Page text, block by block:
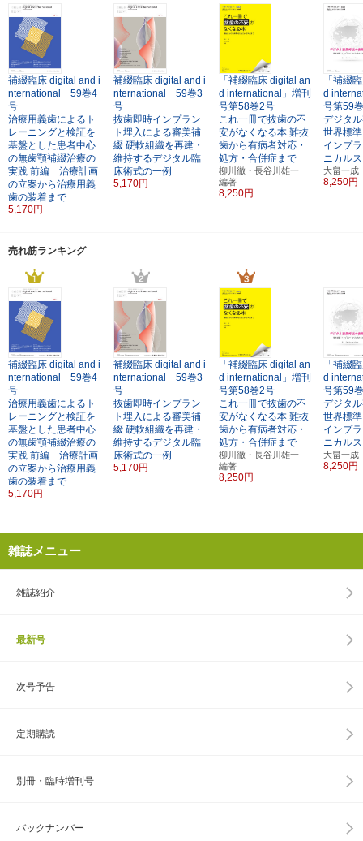
補綴臨床 digital and i
nternational 59巻4
号
治療用義歯によるト
レーニングと検証を
基盤とした患者中心
の無歯顎補綴治療の
実践 前編 治療計画
の立案から治療用義
歯の装着まで
5,170円
補綴臨床 digital and i
nternational 59巻3
号
抜歯即時インプラン
ト埋入による審美補
綴 硬軟組織を再建・
維持するデジタル臨
床術式の一例
5,170円
「補綴臨床 digital an
d international」増刊
号第58巻2号
これ一冊で抜歯の不
安がなくなる本 難抜
歯から有病者対応・
処方・合併症まで
柳川徹・長谷川雄一
編著
8,250円
「補綴
d
号第59
デジタ
世界標準
インプ
ニカル
大畠一
8,250円
売れ筋ランキング
補綴臨床 digital and i
nternational 59巻4
号
治療用義歯によるト
レーニングと検証を
基盤とした患者中心
の無歯顎補綴治療の
実践 前編 治療計画
の立案から治療用義
歯の装着まで
5,170円
補綴臨床 digital and i
nternational 59巻3
号
抜歯即時インプラン
ト埋入による審美補
綴 硬軟組織を再建・
維持するデジタル臨
床術式の一例
5,170円
「補綴臨床 digital an
d international」増刊
号第58巻2号
これ一冊で抜歯の不
安がなくなる本 難抜
歯から有病者対応・
処方・合併症まで
柳川徹・長谷川雄一
編著
8,250円
「補綴
d
号第59
デジタ
世界標準
インプ
ニカル
大畠一
8,250円
雑誌メニュー
雑誌紹介
最新号
次号予告
定期購読
別冊・臨時増刊号
バックナンバー